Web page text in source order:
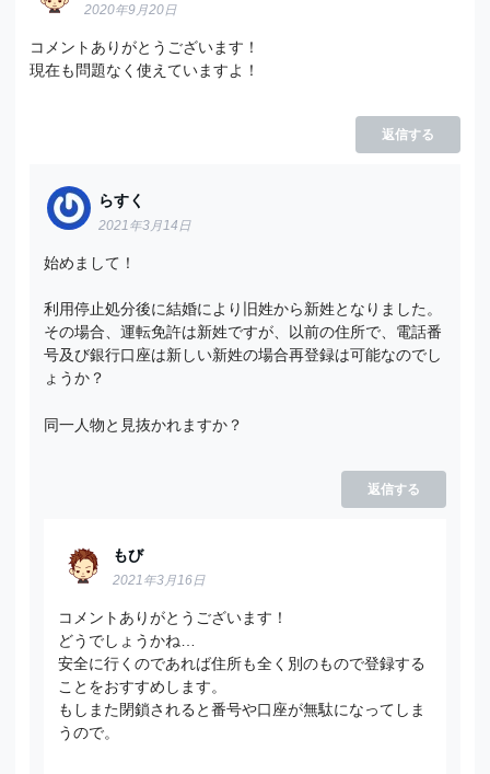
2020年9月20日
コメントありがとうございます！
現在も問題なく使えていますよ！
返信する
らすく
2021年3月14日
始めまして！
利用停止処分後に結婚により旧姓から新姓となりました。
その場合、運転免許は新姓ですが、以前の住所で、電話番
号及び銀行口座は新しい新姓の場合再登録は可能なのでし
ょうか？
同一人物と見抜かれますか？
返信する
もび
2021年3月16日
コメントありがとうございます！
どうでしょうかね…
安全に行くのであれば住所も全く別のもので登録する
ことをおすすめします。
もしまた閉鎖されると番号や口座が無駄になってしま
うので。